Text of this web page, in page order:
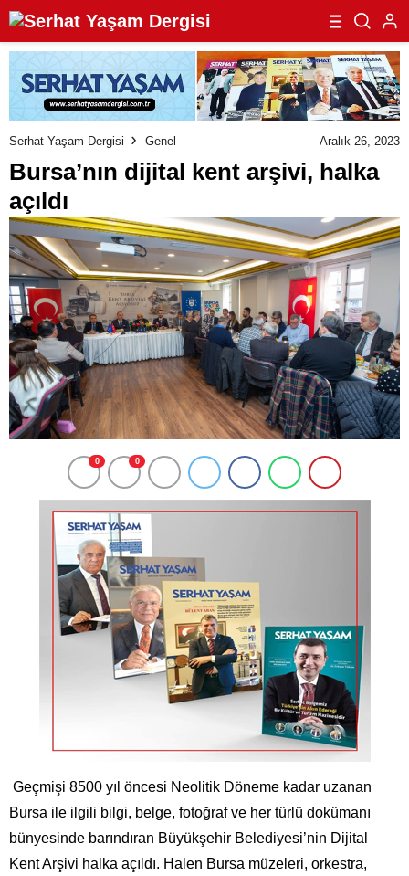
Serhat Yaşam Dergisi Genel Aralık 26, 2023
Bursa’nın dijital kent arşivi, halka
açıldı
0 0
Geçmişi 8500 yıl öncesi Neolitik Döneme kadar uzanan
Bursa ile ilgili bilgi, belge, fotoğraf ve her türlü dokümanı
bünyesinde barındıran Büyükşehir Belediyesi’nin Dijital
Kent Arşivi halka açıldı. Halen Bursa müzeleri, orkestra,